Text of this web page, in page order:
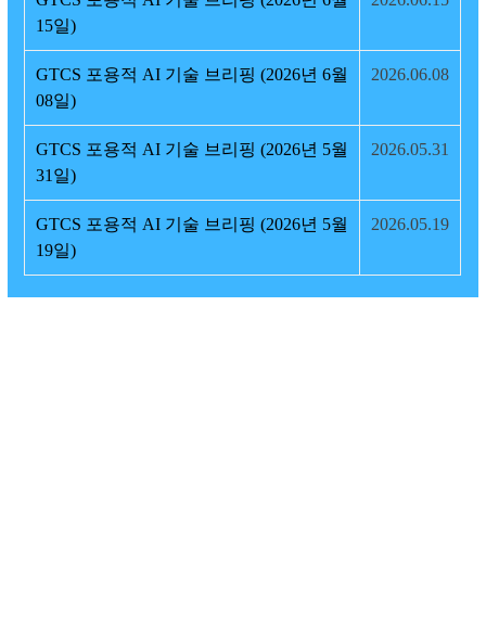
15일)
GTCS 포용적 AI 기술 브리핑 (2026년 6월
08일)
2026.06.08
GTCS 포용적 AI 기술 브리핑 (2026년 5월
31일)
2026.05.31
GTCS 포용적 AI 기술 브리핑 (2026년 5월
19일)
2026.05.19